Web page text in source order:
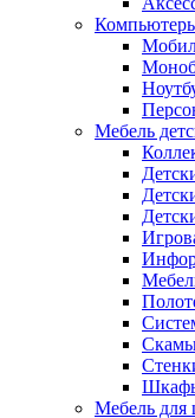
Мебель
Мебель для